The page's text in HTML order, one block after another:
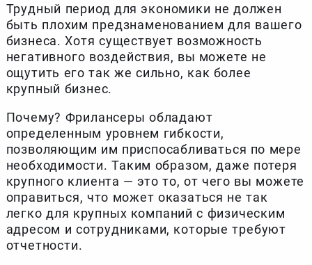
Трудный период для экономики не должен
быть плохим предзнаменованием для вашего
бизнеса. Хотя существует возможность
негативного воздействия, вы можете не
ощутить его так же сильно, как более
крупный бизнес.
Почему? Фрилансеры обладают
определенным уровнем гибкости,
позволяющим им приспосабливаться по мере
необходимости. Таким образом, даже потеря
крупного клиента — это то, от чего вы можете
оправиться, что может оказаться не так
легко для крупных компаний с физическим
адресом и сотрудниками, которые требуют
отчетности.